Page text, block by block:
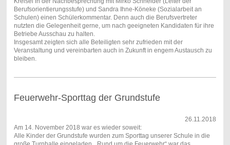
Berufsorientierungsstufe) und Sandra Ihne-Köneke (Sozialarbeit an
Schulen) einen Schülerkommentar. Denn auch die Berufsvertreter
nutzten die Gelegenheit gerne, um nach geeigneten Kandidaten für ihre
Betriebe Ausschau zu halten.
Insgesamt zeigten sich alle Beteiligten sehr zufrieden mit der
Veranstaltung und vereinbarten auch in Zukunft in engem Austausch zu
bleiben.
Feuerwehr-Sporttag der Grundstufe
26.11.2018
Am 14. November 2018 war es wieder soweit:
Alle Kinder der Grundstufe wurden zum Sporttag unserer Schule in die